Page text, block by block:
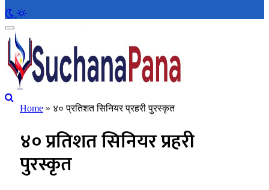
Home » ४० प्रतिशत सिनियर प्रहरी पुरस्कृत
४० प्रतिशत सिनियर प्रहरी
पुरस्कृत